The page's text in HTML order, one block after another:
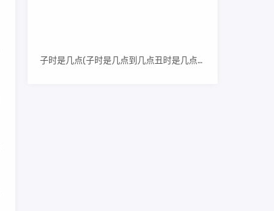
子时是几点(子时是几点到几点丑时是几点到几点)